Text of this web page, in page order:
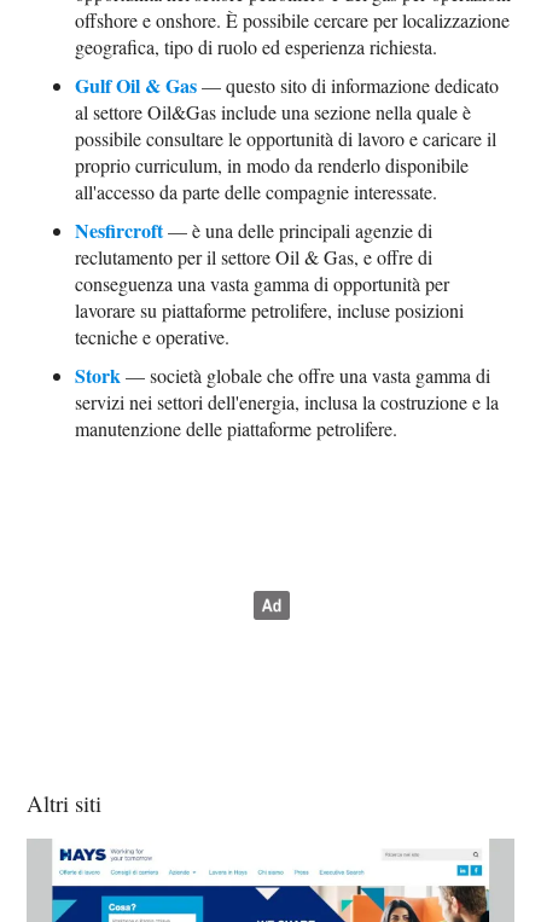
offshore e onshore. È possibile cercare per localizzazione
geografica, tipo di ruolo ed esperienza richiesta.
Gulf Oil & Gas— questo sito di informazione dedicato
al settore Oil&Gas include una sezione nella quale è
possibile consultare le opportunità di lavoro e caricare il
proprio curriculum, in modo da renderlo disponibile
all'accesso da parte delle compagnie interessate.
Nesfircroft— è una delle principali agenzie di
reclutamento per il settore Oil & Gas, e offre di
conseguenza una vasta gamma di opportunità per
lavorare su piattaforme petrolifere, incluse posizioni
tecniche e operative.
Stork— società globale che offre una vasta gamma di
servizi nei settori dell'energia, inclusa la costruzione e la
manutenzione delle piattaforme petrolifere.
Altri siti